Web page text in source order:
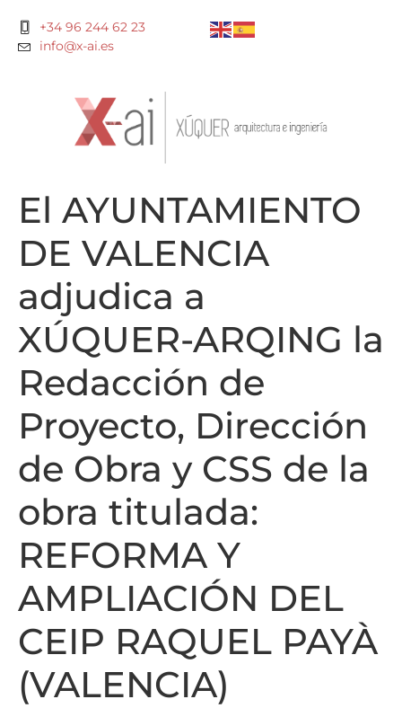
+34 96 244 62 23
info@x-ai.es
El AYUNTAMIENTO
DE VALENCIA
adjudica a
XÚQUER-ARQING la
Redacción de
Proyecto, Dirección
de Obra y CSS de la
obra titulada:
REFORMA Y
AMPLIACIÓN DEL
CEIP RAQUEL PAYÀ
(VALENCIA)